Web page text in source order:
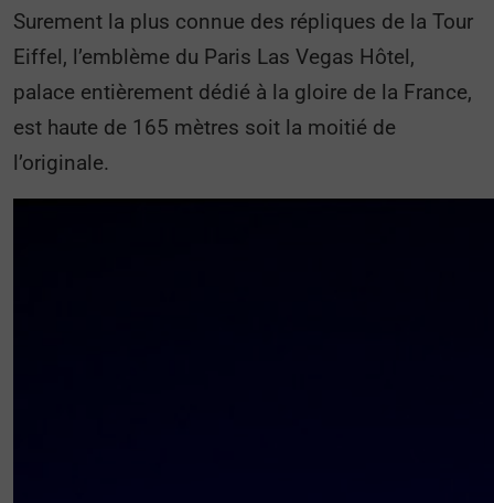
Surement la plus connue des répliques de la Tour
Eiffel, l’emblème du Paris Las Vegas Hôtel,
palace entièrement dédié à la gloire de la France,
est haute de 165 mètres soit la moitié de
l’originale.